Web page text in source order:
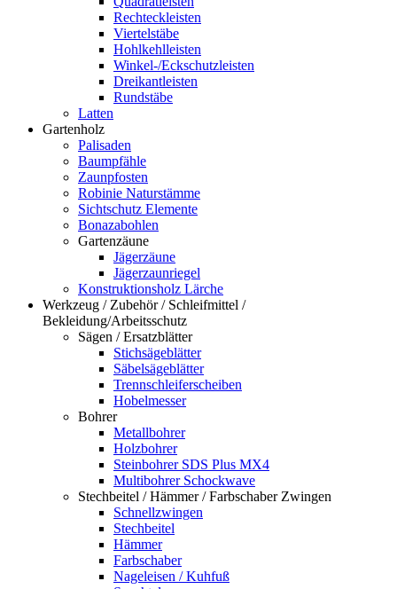
Rechteckleisten
Viertelstäbe
Hohlkehlleisten
Winkel-/Eckschutzleisten
Dreikantleisten
Rundstäbe
Latten
Gartenholz
Palisaden
Baumpfähle
Zaunpfosten
Robinie Naturstämme
Sichtschutz Elemente
Bonazabohlen
Gartenzäune
Jägerzäune
Jägerzaunriegel
Konstruktionsholz Lärche
Werkzeug / Zubehör / Schleifmittel /
Bekleidung/Arbeitsschutz
Sägen / Ersatzblätter
Stichsägeblätter
Säbelsägeblätter
Trennschleiferscheiben
Hobelmesser
Bohrer
Metallbohrer
Holzbohrer
Steinbohrer SDS Plus MX4
Multibohrer Schockwave
Stechbeitel / Hämmer / Farbschaber Zwingen
Schnellzwingen
Stechbeitel
Hämmer
Farbschaber
Nageleisen / Kuhfuß